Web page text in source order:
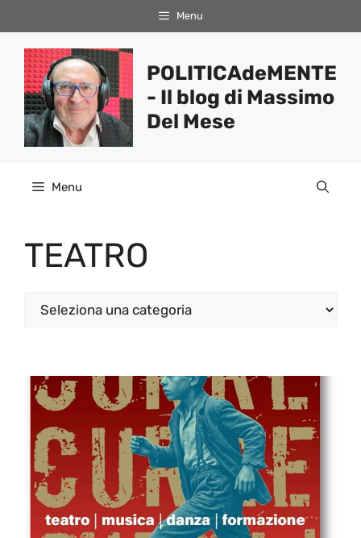
al
contenuto
Menu
POLITICAdeMENTE
- Il blog di Massimo
Del Mese
Menu
TEATRO
Categorie